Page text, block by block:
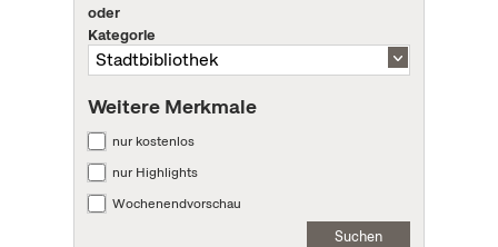
oder
Kategorie
Weitere Merkmale
nur kostenlos
nur Highlights
Wochenendvorschau
Suchen